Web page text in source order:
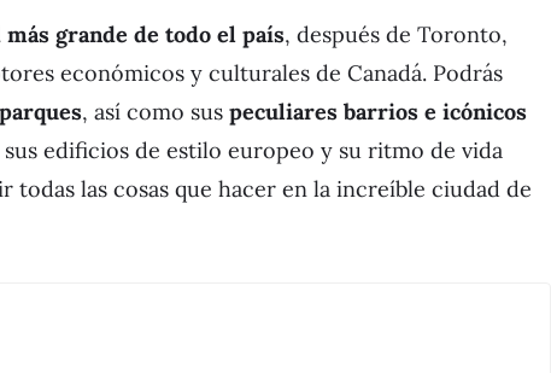
grande de todo el país, después de Toronto,
económicos y culturales de Canadá. Podrás
, así como sus peculiares barrios e icónicos
sus edificios de estilo europeo y su ritmo de vida
las cosas que hacer en la increíble ciudad de